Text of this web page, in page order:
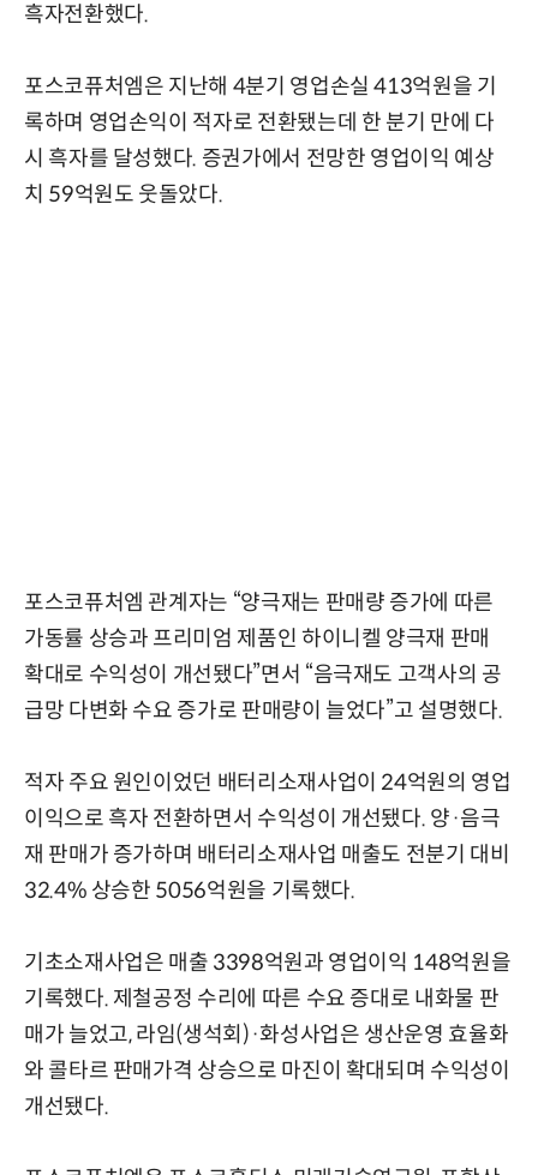
흑자전환했다.
포스코퓨처엠은 지난해 4분기 영업손실 413억원을 기
록하며 영업손익이 적자로 전환됐는데 한 분기 만에 다
시 흑자를 달성했다. 증권가에서 전망한 영업이익 예상
치 59억원도 웃돌았다.
포스코퓨처엠 관계자는 “양극재는 판매량 증가에 따른
가동률 상승과 프리미엄 제품인 하이니켈 양극재 판매
확대로 수익성이 개선됐다”면서 “음극재도 고객사의 공
급망 다변화 수요 증가로 판매량이 늘었다”고 설명했다.
적자 주요 원인이었던 배터리소재사업이 24억원의 영업
이익으로 흑자 전환하면서 수익성이 개선됐다. 양·음극
재 판매가 증가하며 배터리소재사업 매출도 전분기 대비
32.4% 상승한 5056억원을 기록했다.
기초소재사업은 매출 3398억원과 영업이익 148억원을
기록했다. 제철공정 수리에 따른 수요 증대로 내화물 판
매가 늘었고, 라임(생석회)·화성사업은 생산운영 효율화
와 콜타르 판매가격 상승으로 마진이 확대되며 수익성이
개선됐다.